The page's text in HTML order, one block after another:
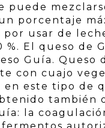
puede
porcentaje
por usar de
El queso de
Guía. Queso
con cuajo
en este tipo de
también
la